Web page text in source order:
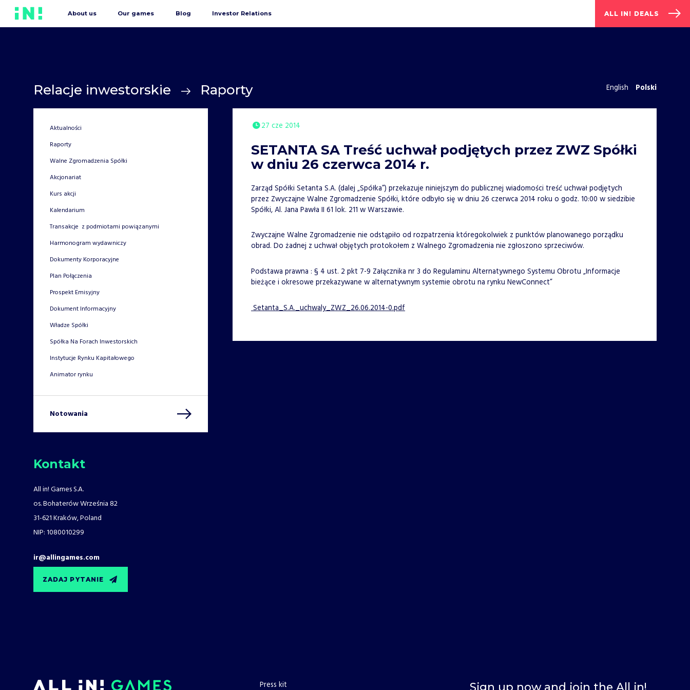
About us Our games Blog Investor Relations ALL IN! DEALS
Relacje inwestorskie Raporty English Polski
Aktualności
Raporty
Walne Zgromadzenia Spółki
Akcjonariat
Kurs akcji
Kalendarium
Transakcje z podmiotami powiązanymi
Harmonogram wydawniczy
Dokumenty Korporacyjne
Plan Połączenia
Prospekt Emisyjny
Dokument Informacyjny
Władze Spółki
Spółka Na Forach Inwestorskich
Instytucje Rynku Kapitałowego
Animator rynku
Notowania
Kontakt
All in! Games S.A.
os. Bohaterów Września 82
31-621 Kraków, Poland
NIP: 1080010299
ir@allingames.com
ZADAJ PYTANIE
27 cze 2014
SETANTA SA Treść uchwał podjętych przez ZWZ Spółki
w dniu 26 czerwca 2014 r.
Zarząd Spółki Setanta S.A. (dalej „Spółka”) przekazuje niniejszym do publicznej wiadomości treść uchwał podjętych
przez Zwyczajne Walne Zgromadzenie Spółki, które odbyło się w dniu 26 czerwca 2014 roku o godz. 10:00 w siedzibie
Spółki, Al. Jana Pawła II 61 lok. 211 w Warszawie.
Zwyczajne Walne Zgromadzenie nie odstąpiło od rozpatrzenia któregokolwiek z punktów planowanego porządku
obrad. Do żadnej z uchwał objętych protokołem z Walnego Zgromadzenia nie zgłoszono sprzeciwów.
Podstawa prawna : § 4 ust. 2 pkt 7-9 Załącznika nr 3 do Regulaminu Alternatywnego Systemu Obrotu „Informacje
bieżące i okresowe przekazywane w alternatywnym systemie obrotu na rynku NewConnect”
Setanta_S.A._uchwaly_ZWZ_26.06.2014-0.pdf
Sign up now and join the All in!
Press kit